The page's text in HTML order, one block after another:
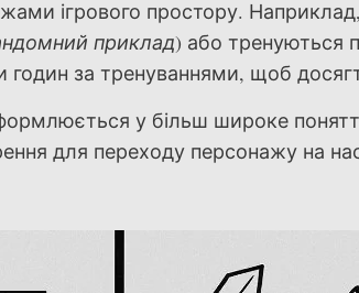
ігрового простору. Наприклад,
приклад) або тренуються
годин за тренуваннями, щоб
у більш широке
для переходу персонажу на